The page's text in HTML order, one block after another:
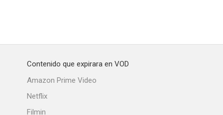
Contenido que expirara en VOD
Amazon Prime Video
Netflix
Filmin